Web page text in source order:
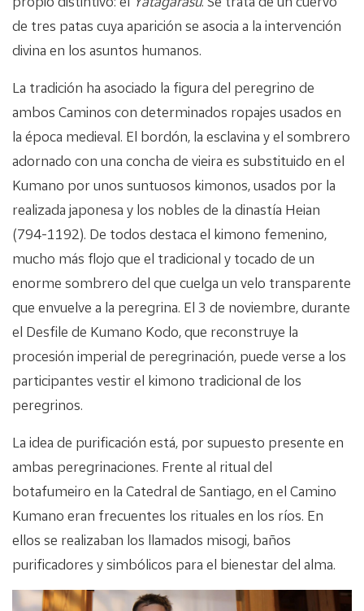
de tres patas cuya aparición se asocia a la intervención
divina en los asuntos humanos.
La tradición ha asociado la figura del peregrino de
ambos Caminos con determinados ropajes usados en
la época medieval. El bordón, la esclavina y el sombrero
adornado con una concha de vieira es substituido en el
Kumano por unos suntuosos kimonos, usados por la
realizada japonesa y los nobles de la dinastía Heian
(794-1192). De todos destaca el kimono femenino,
mucho más flojo que el tradicional y tocado de un
enorme sombrero del que cuelga un velo transparente
que envuelve a la peregrina. El 3 de noviembre, durante
el Desfile de Kumano Kodo, que reconstruye la
procesión imperial de peregrinación, puede verse a los
participantes vestir el kimono tradicional de los
peregrinos.
La idea de purificación está, por supuesto presente en
ambas peregrinaciones. Frente al ritual del
botafumeiro en la Catedral de Santiago, en el Camino
Kumano eran frecuentes los rituales en los ríos. En
ellos se realizaban los llamados misogi, baños
purificadores y simbólicos para el bienestar del alma.